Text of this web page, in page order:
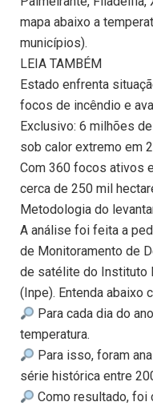
mapa abaixo a
municípios).
LEIA TAMBÉM
Estado enfrenta
focos de incêndio e
Exclusivo: 6 milhões
sob calor extremo em
Com 360 focos ativos
cerca de 250 mil
Metodologia do
A análise foi feita a
de Monitoramento de
de satélite do Instituto
(Inpe). Entenda abaixo
Para cada dia do
temperatura.
Para isso, foram
série histórica entre
Como resultado, foi